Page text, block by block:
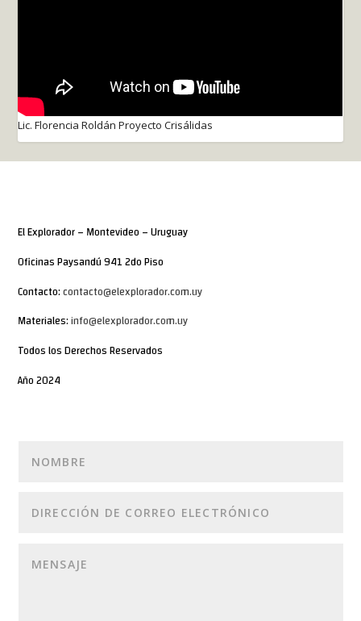
Lic. Florencia Roldán Proyecto Crisálidas
El Explorador – Montevideo – Uruguay
Oficinas Paysandú 941 2do Piso
Contacto:contacto@elexplorador.com.uy
Materiales:info@elexplorador.com.uy
Todos los Derechos Reservados
Año 2024